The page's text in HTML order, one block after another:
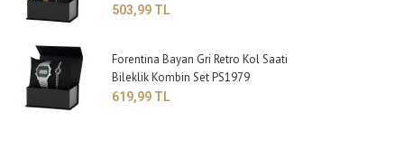
503,99 TL
Forentina Bayan Gri Retro Kol Saati
Bileklik Kombin Set PS1979
619,99 TL